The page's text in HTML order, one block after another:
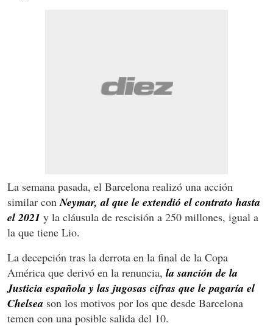
La semana pasada, el Barcelona realizó una acción
similar con Neymar, al que le extendió el contrato hasta
el 2021 y la cláusula de rescisión a 250 millones, igual a
la que tiene Lio.
La decepción tras la derrota en la final de la Copa
América que derivó en la renuncia, la sanción de la
Justicia española y las jugosas cifras que le pagaría el
Chelsea son los motivos por los que desde Barcelona
temen con una posible salida del 10.